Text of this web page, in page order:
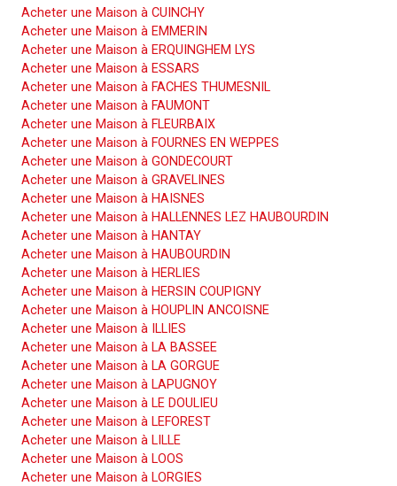
Acheter une Maison à CUINCHY
Acheter une Maison à EMMERIN
Acheter une Maison à ERQUINGHEM LYS
Acheter une Maison à ESSARS
Acheter une Maison à FACHES THUMESNIL
Acheter une Maison à FAUMONT
Acheter une Maison à FLEURBAIX
Acheter une Maison à FOURNES EN WEPPES
Acheter une Maison à GONDECOURT
Acheter une Maison à GRAVELINES
Acheter une Maison à HAISNES
Acheter une Maison à HALLENNES LEZ HAUBOURDIN
Acheter une Maison à HANTAY
Acheter une Maison à HAUBOURDIN
Acheter une Maison à HERLIES
Acheter une Maison à HERSIN COUPIGNY
Acheter une Maison à HOUPLIN ANCOISNE
Acheter une Maison à ILLIES
Acheter une Maison à LA BASSEE
Acheter une Maison à LA GORGUE
Acheter une Maison à LAPUGNOY
Acheter une Maison à LE DOULIEU
Acheter une Maison à LEFOREST
Acheter une Maison à LILLE
Acheter une Maison à LOOS
Acheter une Maison à LORGIES